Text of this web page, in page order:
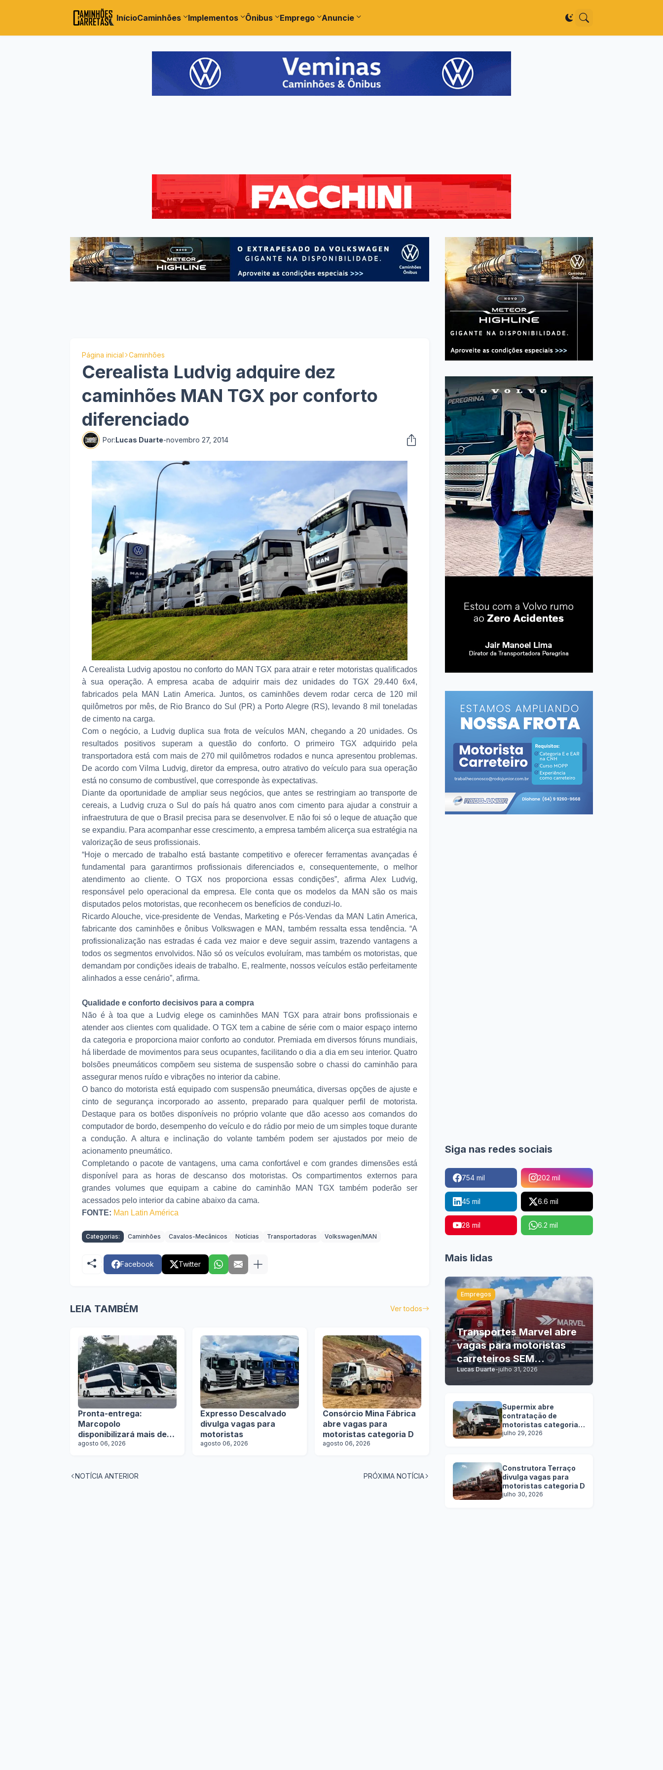
InícioCaminhões Implementos Ônibus Emprego Anuncie
Página inicial Caminhões
Cerealista Ludvig adquire dez
caminhões MAN TGX por conforto
diferenciado
Por:Lucas Duarte-novembro 27, 2014
A Cerealista Ludvig apostou no conforto do MAN TGX para atrair e reter motoristas qualificados
à sua operação. A empresa acaba de adquirir mais dez unidades do TGX 29.440 6x4,
fabricados pela MAN Latin America. Juntos, os caminhões devem rodar cerca de 120 mil
quilômetros por mês, de Rio Branco do Sul (PR) a Porto Alegre (RS), levando 8 mil toneladas
de cimento na carga.
Com o negócio, a Ludvig duplica sua frota de veículos MAN, chegando a 20 unidades. Os
resultados positivos superam a questão do conforto. O primeiro TGX adquirido pela
transportadora está com mais de 270 mil quilômetros rodados e nunca apresentou problemas.
De acordo com Vilma Ludvig, diretor da empresa, outro atrativo do veículo para sua operação
está no consumo de combustível, que corresponde às expectativas.
Diante da oportunidade de ampliar seus negócios, que antes se restringiam ao transporte de
cereais, a Ludvig cruza o Sul do país há quatro anos com cimento para ajudar a construir a
infraestrutura de que o Brasil precisa para se desenvolver. E não foi só o leque de atuação que
se expandiu. Para acompanhar esse crescimento, a empresa também alicerça sua estratégia na
valorização de seus profissionais.
“Hoje o mercado de trabalho está bastante competitivo e oferecer ferramentas avançadas é
fundamental para garantirmos profissionais diferenciados e, consequentemente, o melhor
atendimento ao cliente. O TGX nos proporciona essas condições”, afirma Alex Ludvig,
responsável pelo operacional da empresa. Ele conta que os modelos da MAN são os mais
disputados pelos motoristas, que reconhecem os benefícios de conduzi-lo.
Ricardo Alouche, vice-presidente de Vendas, Marketing e Pós-Vendas da MAN Latin America,
fabricante dos caminhões e ônibus Volkswagen e MAN, também ressalta essa tendência. “A
profissionalização nas estradas é cada vez maior e deve seguir assim, trazendo vantagens a
todos os segmentos envolvidos. Não só os veículos evoluíram, mas também os motoristas, que
demandam por condições ideais de trabalho. E, realmente, nossos veículos estão perfeitamente
alinhados a esse cenário”, afirma.
Qualidade e conforto decisivos para a compra
Não é à toa que a Ludvig elege os caminhões MAN TGX para atrair bons profissionais e
atender aos clientes com qualidade. O TGX tem a cabine de série com o maior espaço interno
da categoria e proporciona maior conforto ao condutor. Premiada em diversos fóruns mundiais,
há liberdade de movimentos para seus ocupantes, facilitando o dia a dia em seu interior. Quatro
bolsões pneumáticos compõem seu sistema de suspensão sobre o chassi do caminhão para
assegurar menos ruído e vibrações no interior da cabine.
O banco do motorista está equipado com suspensão pneumática, diversas opções de ajuste e
cinto de segurança incorporado ao assento, preparado para qualquer perfil de motorista.
Destaque para os botões disponíveis no próprio volante que dão acesso aos comandos do
computador de bordo, desempenho do veículo e do rádio por meio de um simples toque durante
a condução. A altura e inclinação do volante também podem ser ajustados por meio de
acionamento pneumático.
Completando o pacote de vantagens, uma cama confortável e com grandes dimensões está
disponível para as horas de descanso dos motoristas. Os compartimentos externos para
grandes volumes que equipam a cabine do caminhão MAN TGX também poderão ser
acessados pelo interior da cabine abaixo da cama.
FONTE: Man Latin América
Categorias: Caminhões Cavalos-Mecânicos Notícias Transportadoras Volkswagen/MAN
Facebook Twitter
LEIA TAMBÉM Ver todos
Pronta-entrega:
Marcopolo
disponibilizará mais de
100 ônibus para
agosto 06, 2026
Expresso Descalvado
divulga vagas para
motoristas
agosto 06, 2026
Consórcio Mina Fábrica
abre vagas para
motoristas categoria D
agosto 06, 2026
NOTÍCIA ANTERIOR PRÓXIMA NOTÍCIA
Siga nas redes sociais
754 mil 202 mil
45 mil 6.6 mil
28 mil 6.2 mil
Mais lidas
Empregos
Transportes Marvel abre
vagas para motoristas
carreteiros SEM
EXPERIÊNCIA
Lucas Duarte-julho 31, 2026
Supermix abre
contratação de
motoristas categoria
C, D e E
julho 29, 2026
Construtora Terraço
divulga vagas para
motoristas categoria D
julho 30, 2026